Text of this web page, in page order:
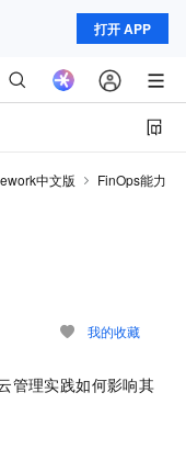
打开 APP
中文版
FinOps能力
我的收藏
管理实践如何影响其